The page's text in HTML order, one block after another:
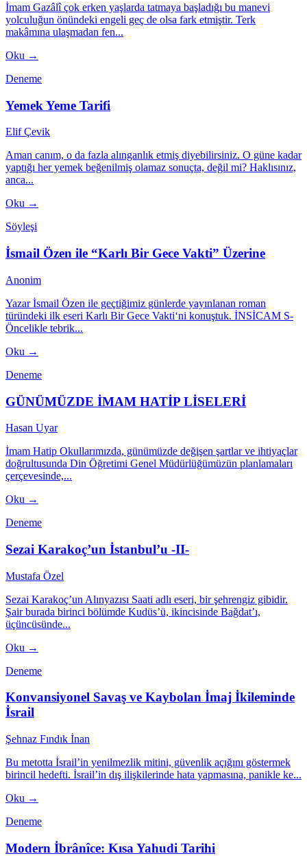
İmam Gazâlî çok erken yaşlarda tatmaya başladığı bu manevi
yolculuğun önündeki engeli geç de olsa fark etmiştir. Terk
makâmına ulaşmadan fen...
Oku →
Deneme
Yemek Yeme Tarifi
Elif Çevik
Aman canım, o da fazla alınganlık etmiş diyebilirsiniz. O güne kadar
yaptığı her yemek beğenilmiş olamaz sonuçta, değil mi? Haklısınız,
anca...
Oku →
Söyleşi
İsmail Özen ile “Karlı Bir Gece Vakti” Üzerine
Anonim
Yazar İsmail Özen ile geçtiğimiz günlerde yayınlanan roman
türündeki ilk eseri Karlı Bir Gece Vakti‘ni konuştuk. İNSİCAM S-
Öncelikle tebrik...
Oku →
Deneme
GÜNÜMÜZDE İMAM HATİP LİSELERİ
Hasan Uyar
İmam Hatip Okullarımızda, günümüzde değişen şartlar ve ihtiyaçlar
doğrultusunda Din Öğretimi Genel Müdürlüğümüzün planlamaları
çerçevesinde,...
Oku →
Deneme
Sezai Karakoç’un İstanbul’u -II-
Mustafa Özel
Sezai Karakoç’un Alınyazısı Saati adlı eseri, bir şehrengiz gibidir.
Şair burada birinci bölümde Kudüs’ü, ikincisinde Bağdat’ı,
üçüncüsünde...
Oku →
Deneme
Konvansiyonel Savaş ve Kaybolan İmaj İkileminde
İsrail
Şehnaz Fındık İnan
Bu metotta İsrail’in yenilmezlik mitini, güvenlik açığını göstermek
birincil hedefti. İsrail’in dış ilişkilerinde hata yapmasına, panikle ke...
Oku →
Deneme
Modern İbrânîce: Kısa Yahudi Tarihi